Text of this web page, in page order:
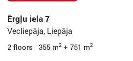
Ērgļu iela 7
Vecliepāja, Liepāja
2 floors 355 m2 + 751 m2